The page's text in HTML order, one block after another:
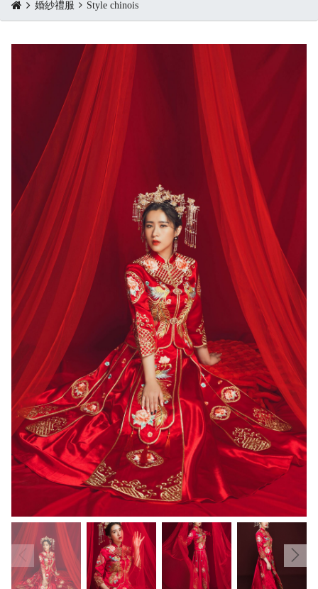
婚紗禮服 Style chinois